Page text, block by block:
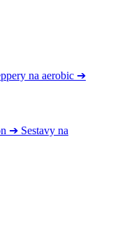
na aerobic ➔
➔ Sestavy na